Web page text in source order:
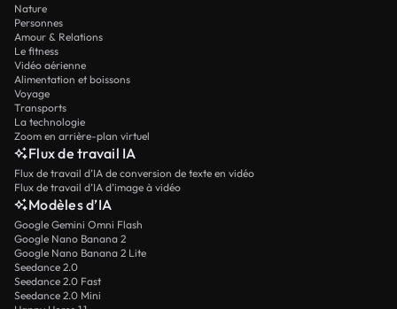
Nature
Personnes
Amour & Relations
Le fitness
Vidéo aérienne
Alimentation et boissons
Voyage
Transports
La technologie
Zoom en arrière-plan virtuel
Flux de travail IA
Flux de travail d’IA de conversion de texte en vidéo
Flux de travail d’IA d’image à vidéo
Modèles d’IA
Google Gemini Omni Flash
Google Nano Banana 2
Google Nano Banana 2 Lite
Seedance 2.0
Seedance 2.0 Fast
Seedance 2.0 Mini